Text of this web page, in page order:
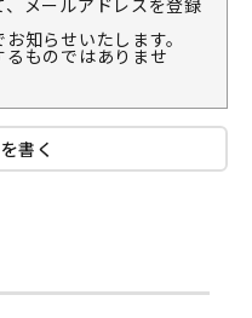
メールアドレスを登録
知らせいたします。
ものではありませ
書く